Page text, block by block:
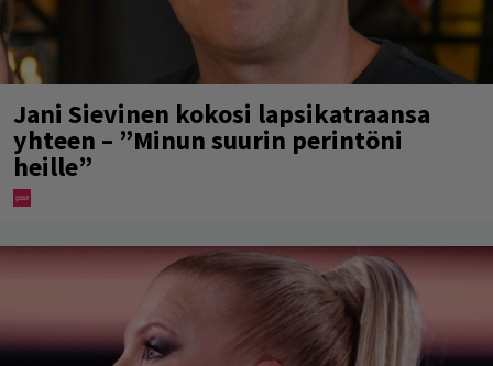
Jani Sievinen kokosi lapsikatraansa
yhteen – ”Minun suurin perintöni
heille”